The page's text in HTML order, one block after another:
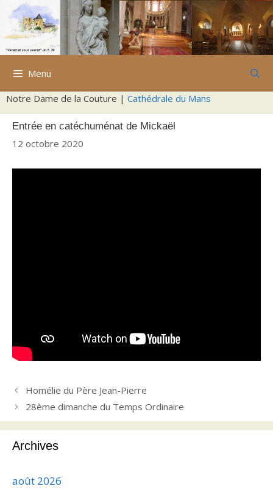
Aller
contenu
Menu
Notre Dame de la Couture | Cathédrale du Mans
Entrée en catéchuménat de Mickaël
12 octobre 2020
Homélie du Père Jean-Pierre
28ème dimanche du Temps Ordinaire
Archives
août 2026